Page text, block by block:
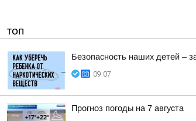
ТОП
Безопасность наших детей –
09:07
Прогноз погоды на 7 августа